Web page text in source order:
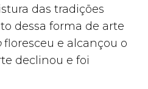
das tradições
dessa forma de arte
floresceu e alcançou o
declinou e foi